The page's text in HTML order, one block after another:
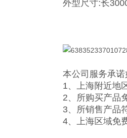
外型尺寸:长
本公司服务承
1、上海附近地
2、所购买产品
3、所销售产品
4、上海区域免